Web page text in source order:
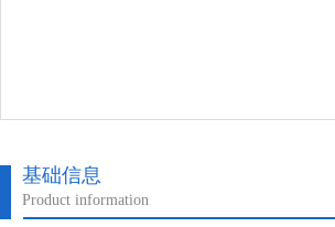
基础信息
Product information